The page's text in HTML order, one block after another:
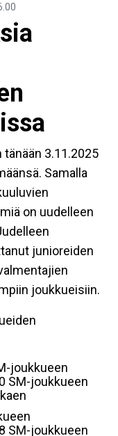
3.11.2025
Samalla
on uudelleen
junioreiden
joukkueisiin.
joukkueen
SM-joukkueen
SM-joukkueen